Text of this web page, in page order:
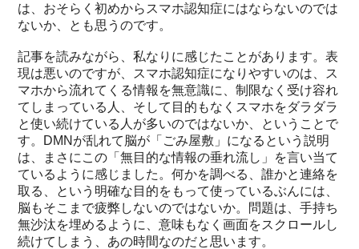
は、おそらく初めからスマホ認知症にはならないのでは
ないか、とも思うのです。
記事を読みながら、私なりに感じたことがあります。表
現は悪いのですが、スマホ認知症になりやすいのは、ス
マホから流れてくる情報を無意識に、制限なく受け容れ
てしまっている人、そして目的もなくスマホをダラダラ
と使い続けている人が多いのではないか、ということで
す。DMNが乱れて脳が「ごみ屋敷」になるという説明
は、まさにこの「無目的な情報の垂れ流し」を言い当て
ているように感じました。何かを調べる、誰かと連絡を
取る、という明確な目的をもって使っているぶんには、
脳もそこまで疲弊しないのではないか。問題は、手持ち
無沙汰を埋めるように、意味もなく画面をスクロールし
続けてしまう、あの時間なのだと思います。